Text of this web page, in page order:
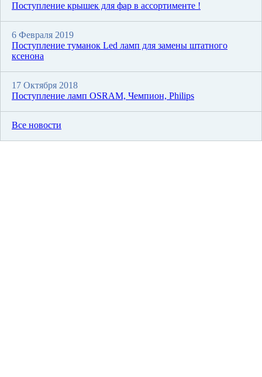
Поступление крышек для фар в ассортименте !
6 Февраля 2019
Поступление туманок Led ламп для замены штатного
ксенона
17 Октября 2018
Поступление ламп OSRAM, Чемпион, Philips
Все новости